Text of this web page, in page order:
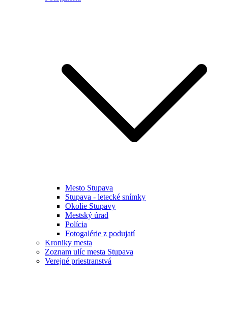
Mesto Stupava
Stupava - letecké snímky
Okolie Stupavy
Mestský úrad
Polícia
Fotogalérie z podujatí
Kroniky mesta
Zoznam ulíc mesta Stupava
Verejné priestranstvá